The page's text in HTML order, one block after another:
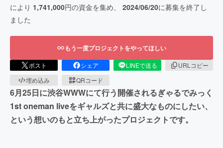
により 1,741,000円の資金を集め、 2024/06/20に募集を終了し
ました
もう一度プロジェクトをやってほしい
ポスト シェア LINEで送る
URLコピー
埋め込み
QRコード
6月25日に渋谷WWWにて行う開催されるぎゃるでみっく
1st oneman liveをギャルズと共に盛大なものにしたい、
という想いのもと立ち上がったプロジェクトです。